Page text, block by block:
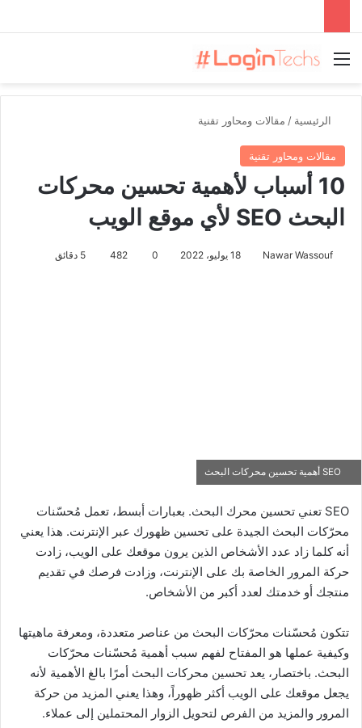
القائمة
الرئيسية / مقالات ومحاور تقنية
مقالات ومحاور تقنية
10 أسباب لأهمية تحسين محركات
البحث SEO لأي موقع الويب
Nawar Wassouf 18 يوليو، 2022 0
482
SEO تعني تحسين محرك البحث. بعبارات أبسط، تعمل مُحسّنات
محرّكات البحث الجيدة على تحسين ظهورك عبر الإنترنت. هذا يعني
أنه كلما زاد عدد الأشخاص الذين يرون موقعك على الويب، زادت
حركة المرور الخاصة بك على الإنترنت، وزادت فرصك في تقديم
منتجك أو خدمتك لعدد أكبر من الأشخاص.
تتكون مُحسّنات محرّكات البحث من عناصر متعددة، ومعرفة ماهيتها
وكيفية عملها هو المفتاح لفهم سبب أهمية مُحسّنات محرّكات
البحث. باختصار، يعد تحسين محركات البحث أمرًا بالغ الأهمية لأنه
يجعل موقعك على الويب أكثر ظهوراً، وهذا يعني المزيد من حركة
المرور والمزيد من الفرص لتحويل الزوار المحتملين إلى عملاء.